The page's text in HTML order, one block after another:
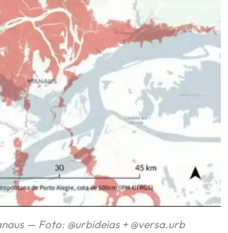
— Foto: @urbideias + @versa.urb